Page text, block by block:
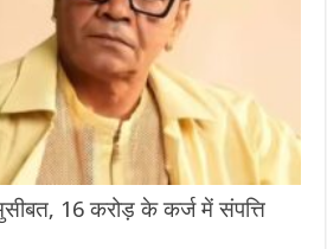
16 करोड़ के कर्ज में संपत्ति